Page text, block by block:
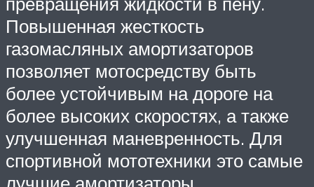
Повышенная жесткость
газомасляных амортизаторов
позволяет мотосредству быть
более устойчивым на дороге на
более высоких скоростях, а также
улучшенная маневренность. Для
спортивной мототехники это самые